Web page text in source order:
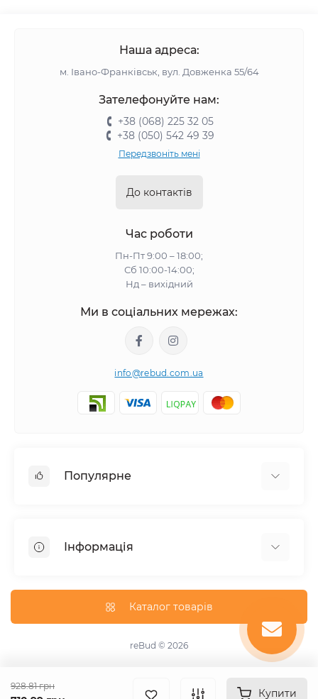
928.81 грн
Купити
Наша адреса:
м. Івано-Франківськ, вул. Довженка 55/64
Зателефонуйте нам:
+38 (068) 225 32 05
+38 (050) 542 49 39
Передзвоніть мені
До контактів
Час роботи
Пн-Пт 9:00 – 18:00;
Сб 10:00-14:00;
Нд – вихідний
Ми в соціальних мережах:
info@rebud.com.ua
Популярне
Гіпсокартонні системи
Паркани та огорожі
Мінеральна вата
Інформація
Оплата
Повернення товару
Каталог товарів
reBud © 2026